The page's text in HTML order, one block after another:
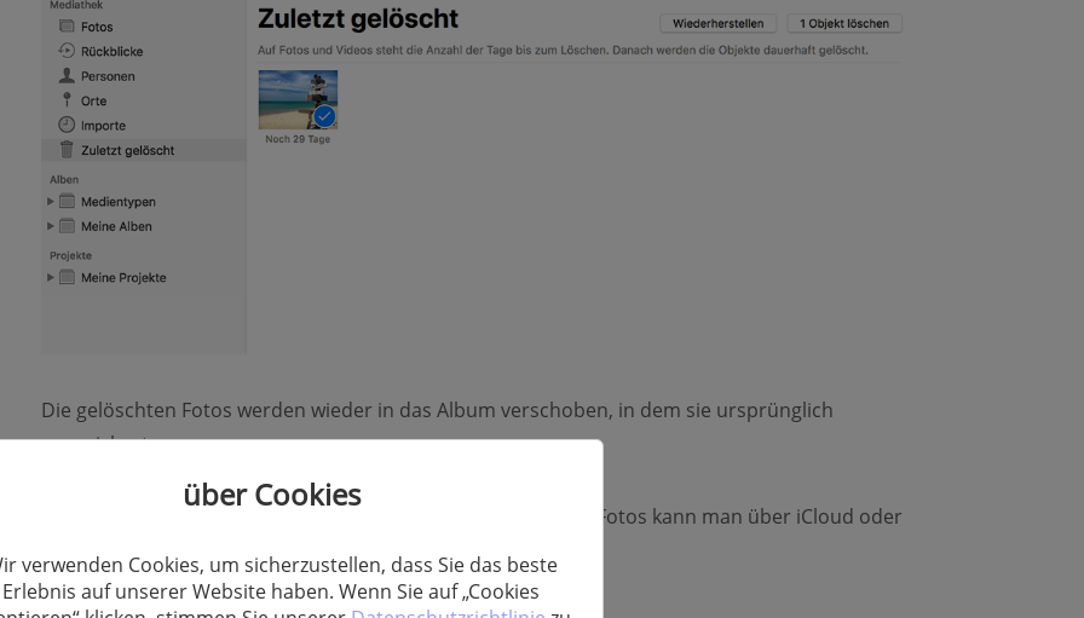
Die gelöschten Fotos werden wieder in das Album verschoben, in dem sie ursprünglich
gespeichert waren.
Die dauerhaft aus dem „Zuletzt gelöscht“-Ordner gelöschten Fotos kann man über iCloud oder
Fotorettung-Software wiederherstellen.
über Cookies
verwenden Cookies, um sicherzustellen, dass Sie das beste
Erlebnis auf unserer Website haben. Wenn Sie auf „Cookies